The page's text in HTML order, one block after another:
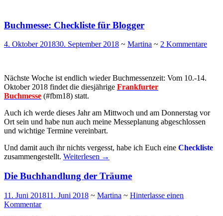
Buchmesse: Checkliste für Blogger
4. Oktober 201830. September 2018 ~ Martina ~ 2 Kommentare
Nächste Woche ist endlich wieder Buchmessenzeit: Vom 10.-14.
Oktober 2018 findet die diesjährige Frankfurter
Buchmesse (#fbm18) statt.
Auch ich werde dieses Jahr am Mittwoch und am Donnerstag vor
Ort sein und habe nun auch meine Messeplanung abgeschlossen
und wichtige Termine vereinbart.
Und damit auch ihr nichts vergesst, habe ich Euch eine Checkliste
zusammengestellt. Weiterlesen →
Die Buchhandlung der Träume
11. Juni 201811. Juni 2018 ~ Martina ~ Hinterlasse einen
Kommentar